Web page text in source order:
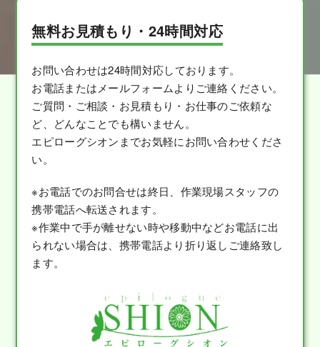
無料お見積もり・24時間対応
お問い合わせは24時間対応しております。
お電話またはメールフォームよりご連絡ください。
ご質問・ご相談・お見積もり・お仕事のご依頼な
ど、どんなことでも構いません。
エピローグシオンまでお気軽にお問い合わせくださ
い。
※お電話でのお問合せは終日、作業現場スタッフの
携帯電話へ転送されます。
※作業中で手が離せない時や移動中などお電話に出
られない場合は、携帯電話より折り返しご連絡致し
ます。